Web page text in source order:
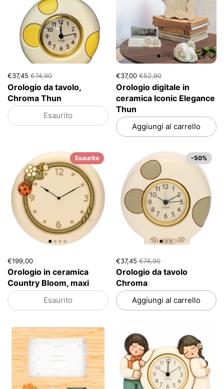
€37,45 €74,90
Orologio da tavolo,
Chroma Thun
Esaurito
€37,00 €52,90
Orologio digitale in
ceramica Iconic Elegance
Thun
Aggiungi al carrello
€199,00
Orologio in ceramica
Country Bloom, maxi
Esaurito
Esaurito
€37,45 €74,90
Orologio da tavolo
Chroma
Aggiungi al carrello
-50%